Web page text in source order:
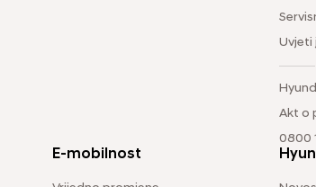
Uvjeti
Akt o
0800
E-mobilnost